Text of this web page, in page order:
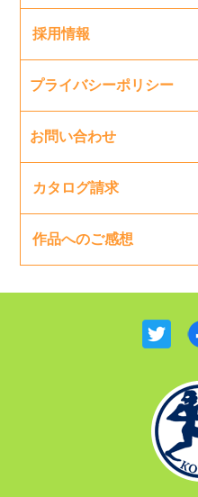
採用情報
プライバシーポリシー
お問い合わせ
カタログ請求
作品へのご感想